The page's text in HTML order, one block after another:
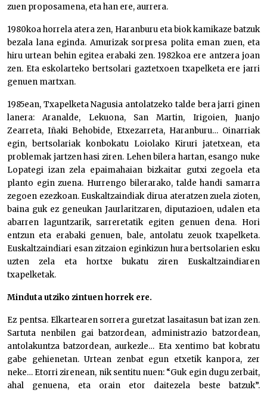
zuen proposamena, eta han ere, aurrera.
1980koa horrela atera zen, Haranburu eta biok kamikaze batzuk
bezala lana eginda. Amurizak sorpresa polita eman zuen, eta
hiru urtean behin egitea erabaki zen. 1982koa ere antzera joan
zen. Eta eskolarteko bertsolari gaztetxoen txapelketa ere jarri
genuen martxan.
1985ean, Txapelketa Nagusia antolatzeko talde bera jarri ginen
lanera: Aranalde, Lekuona, San Martin, Irigoien, Juanjo
Zearreta, Iñaki Behobide, Etxezarreta, Haranburu… Oinarriak
egin, bertsolariak konbokatu Loiolako Kiruri jatetxean, eta
problemak jartzen hasi ziren. Lehen bilera hartan, esango nuke
Lopategi izan zela epaimahaian bizkaitar gutxi zegoela eta
planto egin zuena. Hurrengo bilerarako, talde handi samarra
zegoen ezezkoan. Euskaltzaindiak dirua ateratzen zuela zioten,
baina guk ez geneukan Jaurlaritzaren, diputazioen, udalen eta
abarren laguntzarik, sarreretatik egiten genuen dena. Hori
entzun eta erabaki genuen, bale, antolatu zeuok txapelketa.
Euskaltzaindiari esan zitzaion eginkizun hura bertsolarien esku
uzten zela eta hortxe bukatu ziren Euskaltzaindiaren
txapelketak.
Minduta utziko zintuen horrek ere.
Ez pentsa. Elkartearen sorrera guretzat lasaitasun bat izan zen.
Sartuta nenbilen gai batzordean, administrazio batzordean,
antolakuntza batzordean, aurkezle… Eta xentimo bat kobratu
gabe gehienetan. Urtean zenbat egun etxetik kanpora, zer
neke… Etorri zirenean, nik sentitu nuen: “Guk egin dugu zerbait,
ahal genuena, eta orain etor daitezela beste batzuk”.